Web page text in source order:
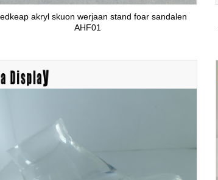
akryl skuon werjaan stand foar sandalen
AHF01